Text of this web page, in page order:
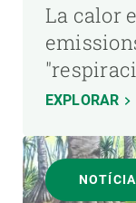
La calor
EXPLORAR
NOTÍCIA